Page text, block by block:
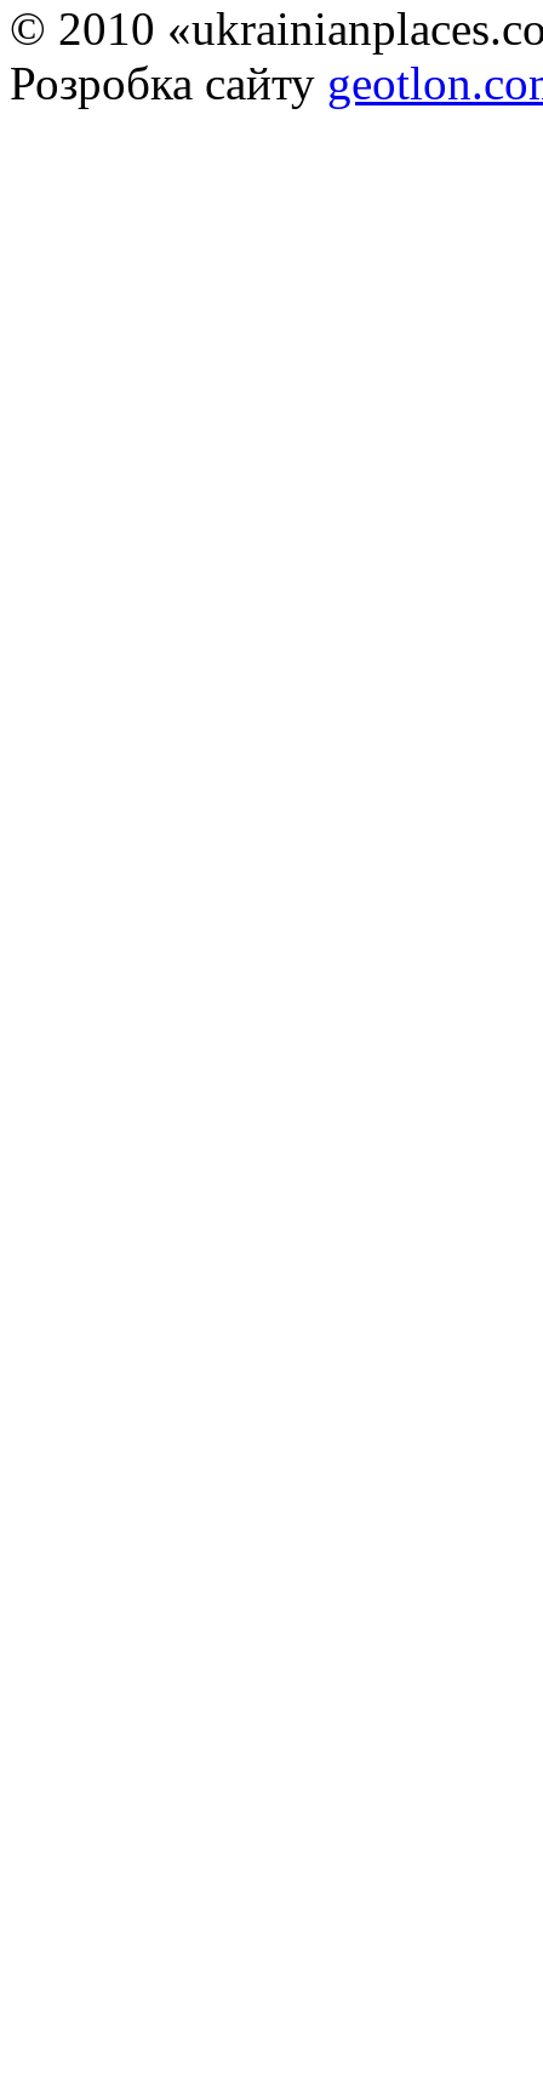
© 2010
Розробка сайту